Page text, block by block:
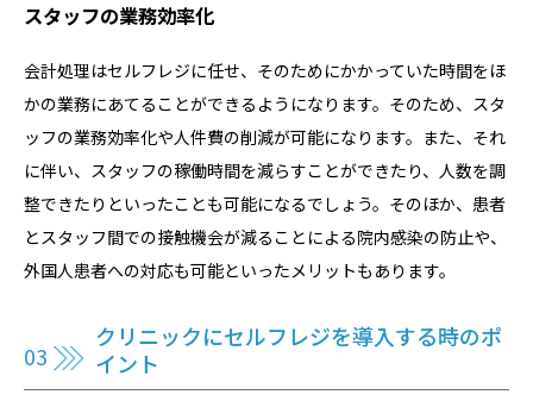
スタッフの業務効率化
会計処理はセルフレジに任せ、そのためにかかっていた時間をほ
かの業務にあてることができるようになります。そのため、スタ
ッフの業務効率化や人件費の削減が可能になります。また、それ
に伴い、スタッフの稼働時間を減らすことができたり、人数を調
整できたりといったことも可能になるでしょう。そのほか、患者
とスタッフ間での接触機会が減ることによる院内感染の防止や、
外国人患者への対応も可能といったメリットもあります。
クリニックにセルフレジを導入する時のポ
イント